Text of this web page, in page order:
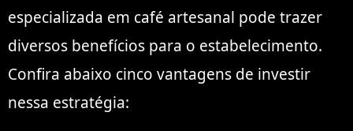
especializada em café artesanal pode trazer
diversos benefícios para o estabelecimento.
Confira abaixo cinco vantagens de investir
nessa estratégia: